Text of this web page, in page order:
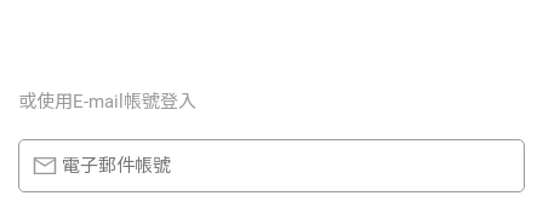
或使⽤E-mail帳號登入